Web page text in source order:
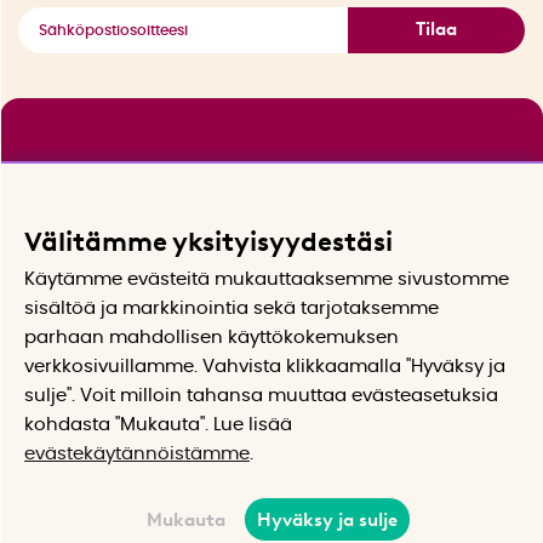
Tilaa
Välitämme yksityisyydestäsi
Käytämme evästeitä mukauttaaksemme sivustomme
sisältöä ja markkinointia sekä tarjotaksemme
parhaan mahdollisen käyttökokemuksen
verkkosivuillamme. Vahvista klikkaamalla "Hyväksy ja
sulje". Voit milloin tahansa muuttaa evästeasetuksia
kohdasta "Mukauta". Lue lisää
evästekäytännöistämme
Mukauta Hyväksy ja sulje